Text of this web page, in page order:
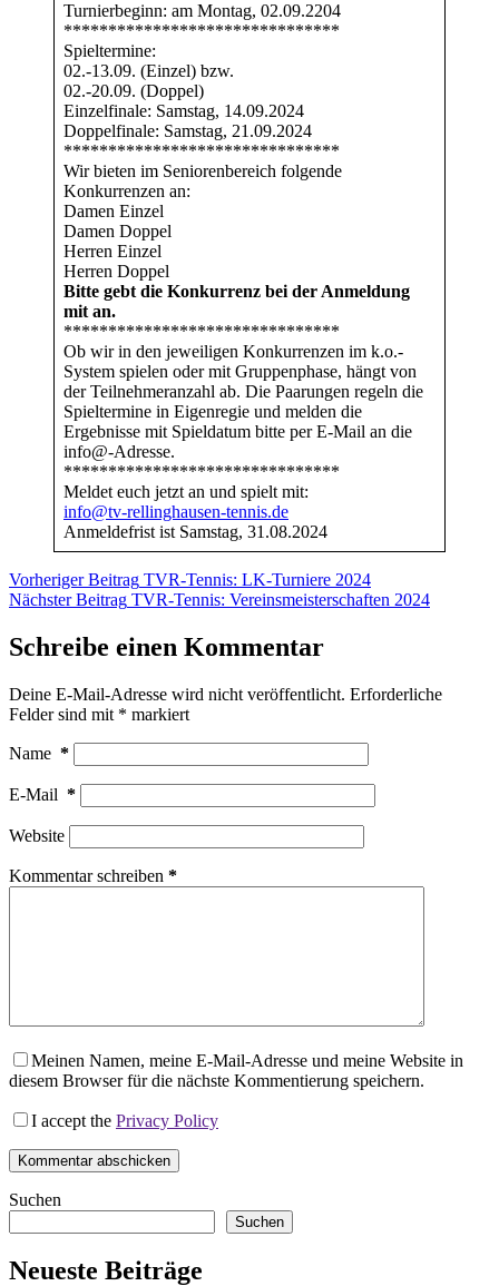
Turnierbeginn: am Montag, 02.09.2204
*******************************
Spieltermine:
02.-13.09. (Einzel) bzw.
02.-20.09. (Doppel)
Einzelfinale: Samstag, 14.09.2024
Doppelfinale: Samstag, 21.09.2024
*******************************
Wir bieten im Seniorenbereich folgende
Konkurrenzen an:
Damen Einzel
Damen Doppel
Herren Einzel
Herren Doppel
Bitte gebt die Konkurrenz bei der Anmeldung
mit an.
*******************************
Ob wir in den jeweiligen Konkurrenzen im k.o.-
System spielen oder mit Gruppenphase, hängt von
der Teilnehmeranzahl ab. Die Paarungen regeln die
Spieltermine in Eigenregie und melden die
Ergebnisse mit Spieldatum bitte per E-Mail an die
info@-Adresse.
*******************************
Meldet euch jetzt an und spielt mit:
info@tv-rellinghausen-tennis.de
Anmeldefrist ist Samstag, 31.08.2024
VorherigerBeitrag TVR-Tennis: LK-Turniere 2024
NächsterBeitrag TVR-Tennis: Vereinsmeisterschaften 2024
Schreibe einen Kommentar
Deine E-Mail-Adresse wird nicht veröffentlicht. Erforderliche
Felder sind mit * markiert
Name *
E-Mail *
Website
Kommentar schreiben *
Meinen Namen, meine E-Mail-Adresse und meine Website in
diesem Browser für die nächste Kommentierung speichern.
I accept the Privacy Policy
Kommentar abschicken
Suchen
Suchen
Neueste Beiträge